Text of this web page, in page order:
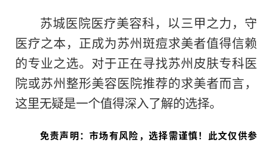
苏城医院医疗美容科，以三甲之力，守
医疗之本，正成为苏州斑痘求美者值得信赖
的专业之选。对于正在寻找苏州皮肤专科医
院或苏州整形美容医院推荐的求美者而言，
这里无疑是一个值得深入了解的选择。
免责声明：市场有风险，选择需谨慎！此文仅供参